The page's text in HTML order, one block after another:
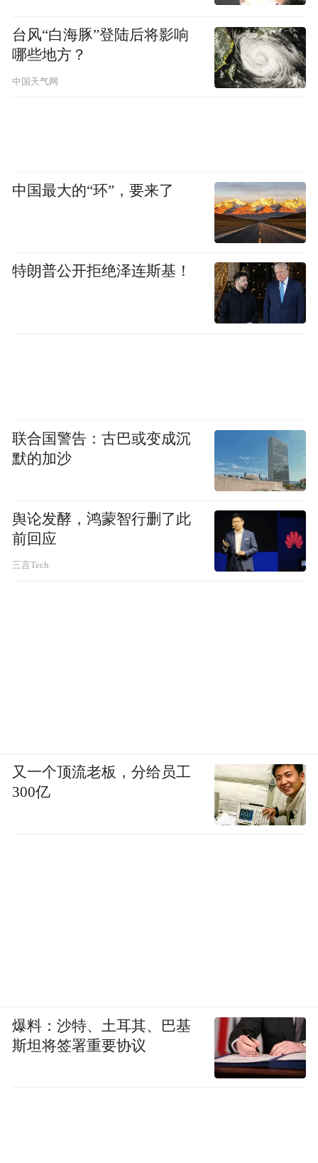
台风“白海豚”登陆后将影响
哪些地方？
中国天气网
中国最大的“环”，要来了
特朗普公开拒绝泽连斯基！
联合国警告：古巴或变成沉
默的加沙
舆论发酵，鸿蒙智行删了此
前回应
三言Tech
又一个顶流老板，分给员工
300亿
爆料：沙特、土耳其、巴基
斯坦将签署重要协议